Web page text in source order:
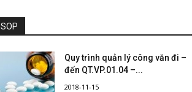
SOP
Quy trình quản lý công văn đi –
đến QT.VP.01.04 –...
2018-11-15